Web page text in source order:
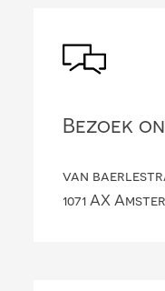
Bezoek
van
1071 AX